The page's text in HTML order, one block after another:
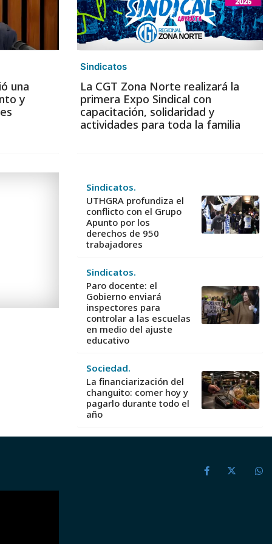
una
y
Sindicatos
La CGT Zona Norte realizará la
primera Expo Sindical con
capacitación, solidaridad y
actividades para toda la familia
Sindicatos.
UTHGRA profundiza el
conflicto con el Grupo
Apunto por los
derechos de 950
trabajadores
Sindicatos.
Paro docente: el
Gobierno enviará
inspectores para
controlar a las escuelas
en medio del ajuste
educativo
Sociedad.
La financiarización del
changuito: comer hoy y
pagarlo durante todo el
año